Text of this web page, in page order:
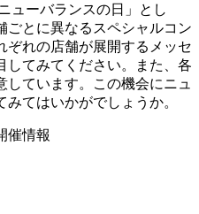
ューバランスの日」とし
ごとに異なるスペシャルコン
ぞれの店舗が展開するメッセ
してみてください。また、各
ています。この機会にニュ
てはいかがでしょうか。
催情報